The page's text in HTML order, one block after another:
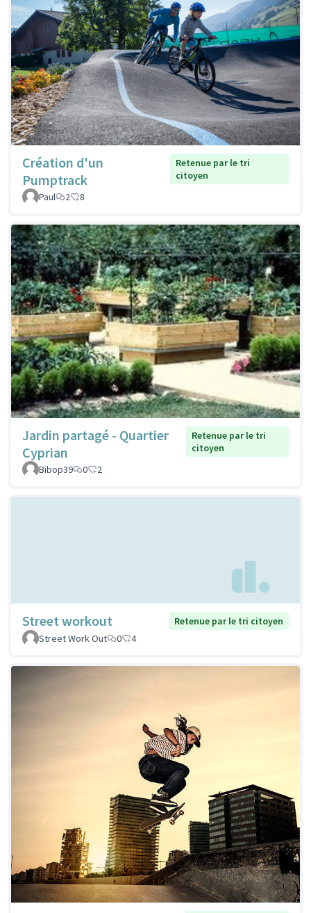
Création d'un
Pumptrack
Retenue par le tri
citoyen
Paul
2 8
Jardin partagé - Quartier
Cyprian
Retenue par le tri
citoyen
Bibop39
0 2
Street workout
Retenue par le tri citoyen
Street Work Out
0 4